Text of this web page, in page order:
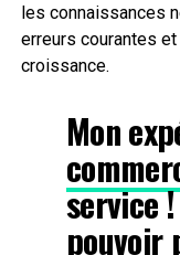
les connaissances
erreurs courantes
croissance.
Mon
service
pouvoir